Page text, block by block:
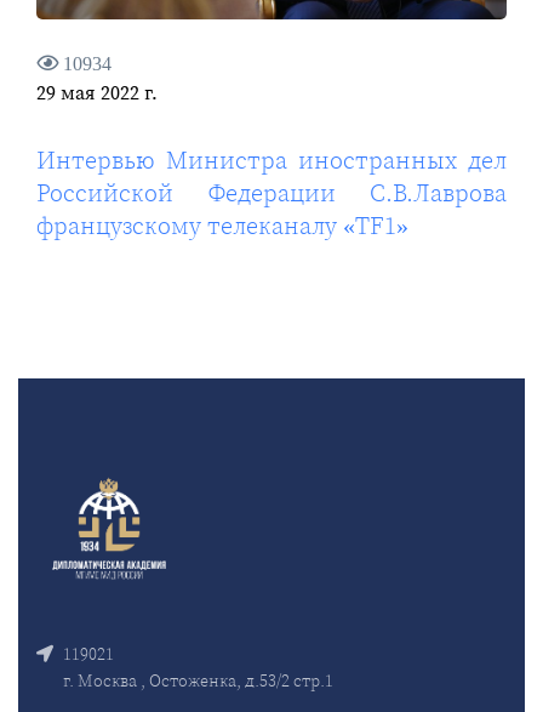
10934
29 мая 2022 г.
Интервью Министра иностранных дел
Российской Федерации С.В.Лаврова
французскому телеканалу «TF1»
119021
г. Москва , Остоженка, д.53/2 стр.1